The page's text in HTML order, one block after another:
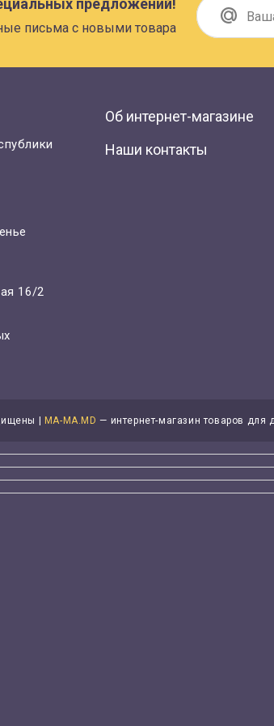
предложений!
письма с новыми товара
16/2
Об интернет-магазине
Наши контакты
| MA-MA.MD — интернет-магазин товаров для